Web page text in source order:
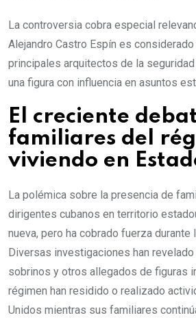
La controversia cobra especial
Alejandro Castro Espín es
principales arquitectos de la
una figura con influencia en asuntos
El creciente
familiares del
viviendo en
La polémica sobre la presencia de
dirigentes cubanos en territorio
nueva, pero ha cobrado fuerza durante
Diversas investigaciones han
sobrinos y otros allegados de figuras
régimen han residido o realizado
Unidos mientras sus familiares